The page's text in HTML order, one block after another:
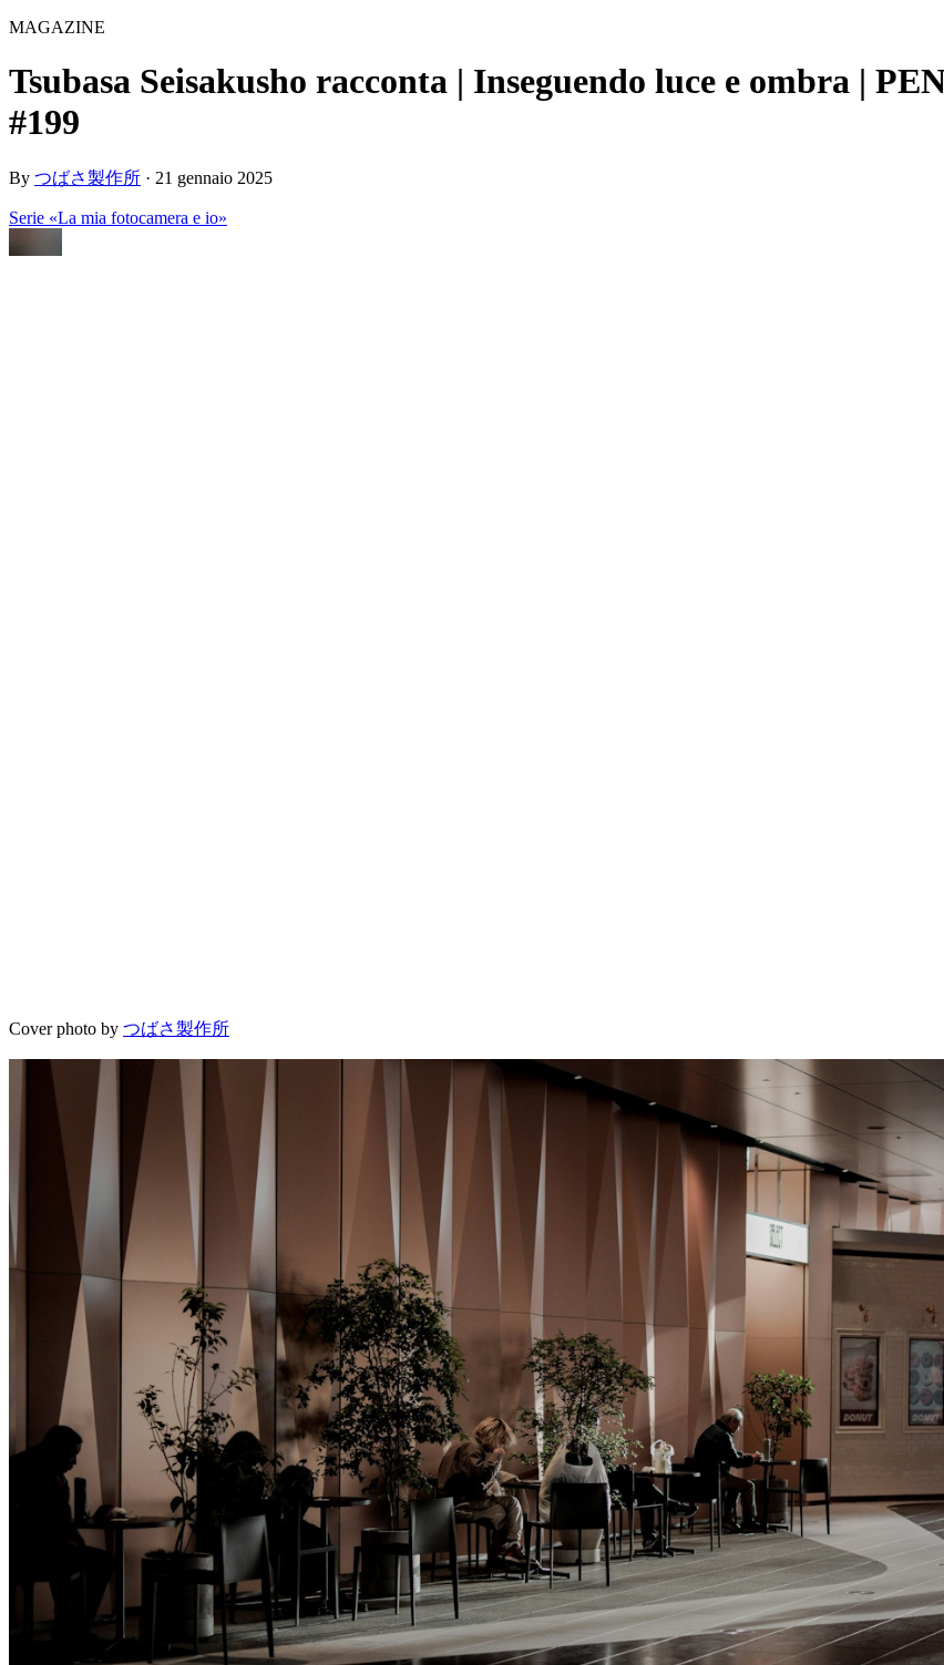
MAGAZINE
Tsubasa Seisakusho racconta | Inseguendo luce e ombra |
#199
By つばさ製作所 · 21 gennaio 2025
Serie «La mia fotocamera e io»
Cover photo by つばさ製作所